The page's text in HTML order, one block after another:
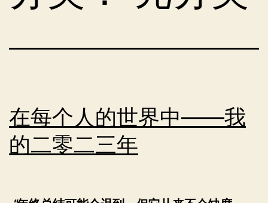
在每个人的世界中——我
的二零二三年